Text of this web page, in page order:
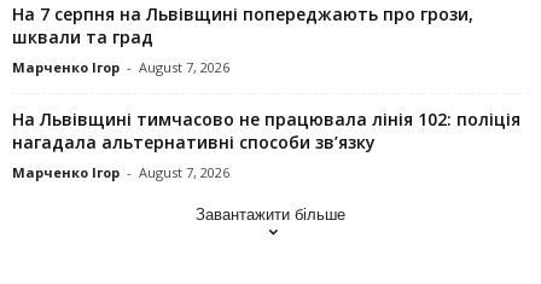
На 7 серпня на Львівщині попереджають про грози,
шквали та град
Марченко Ігор - August 7, 2026
На Львівщині тимчасово не працювала лінія 102: поліція
нагадала альтернативні способи зв’язку
Марченко Ігор - August 7, 2026
Завантажити більше